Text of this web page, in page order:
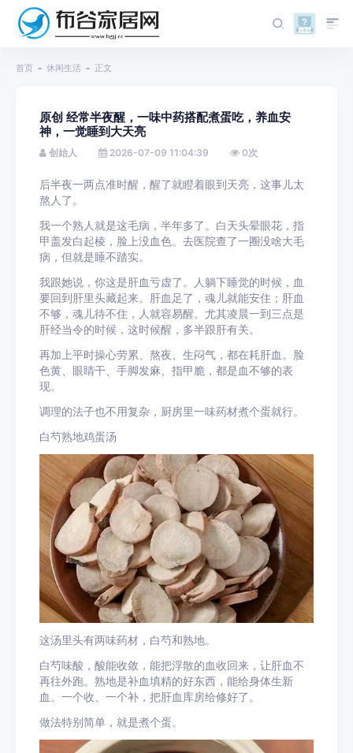
首页 休闲生活 正文
原创 经常半夜醒，一味中药搭配煮蛋吃，养血安
神，一觉睡到大天亮
创始人 2026-07-09 11:04:39 0次
后半夜一两点准时醒，醒了就瞪着眼到天亮，这事儿太
熬人了。
我一个熟人就是这毛病，半年多了。白天头晕眼花，指
甲盖发白起棱，脸上没血色。去医院查了一圈没啥大毛
病，但就是睡不踏实。
我跟她说，你这是肝血亏虚了。人躺下睡觉的时候，血
要回到肝里头藏起来。肝血足了，魂儿就能安住；肝血
不够，魂儿待不住，人就容易醒。尤其凌晨一到三点是
肝经当令的时候，这时候醒，多半跟肝有关。
再加上平时操心劳累、熬夜、生闷气，都在耗肝血。脸
色黄、眼睛干、手脚发麻、指甲脆，都是血不够的表
现。
调理的法子也不用复杂，厨房里一味药材煮个蛋就行。
白芍熟地鸡蛋汤
这汤里头有两味药材，白芍和熟地。
白芍味酸，酸能收敛，能把浮散的血收回来，让肝血不
再往外跑。熟地是补血填精的好东西，能给身体生新
血。一个收、一个补，把肝血库房给修好了。
做法特别简单，就是煮个蛋。